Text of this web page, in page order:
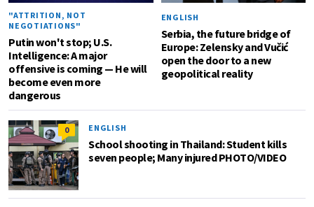
"ATTRITION, NOT
NEGOTIATIONS"
Putin won't stop; U.S.
Intelligence: A major
offensive is coming — He will
become even more
dangerous
ENGLISH
Serbia, the future bridge of
Europe: Zelensky and Vučić
open the door to a new
geopolitical reality
0 ENGLISH
School shooting in Thailand: Student kills
seven people; Many injured PHOTO/VIDEO